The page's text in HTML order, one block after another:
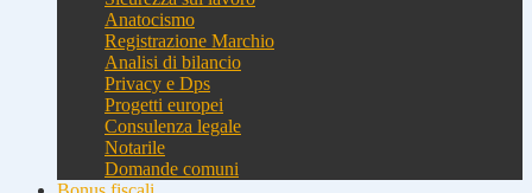
Anatocismo
Registrazione Marchio
Analisi di bilancio
Privacy e Dps
Progetti europei
Consulenza legale
Notarile
Domande comuni